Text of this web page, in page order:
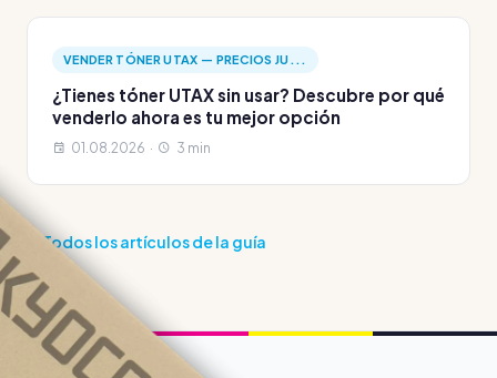
VENDER TÓNER UTAX — PRECIOS JU...
¿Tienes tóner UTAX sin usar? Descubre por qué
venderlo ahora es tu mejor opción
01.08.2026 · 3 min
Todos los artículos de la guía